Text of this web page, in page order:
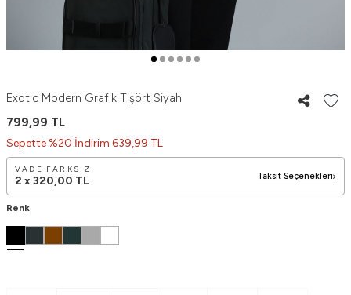
Exotıc Modern Grafik Tişört Siyah
799,99 TL
Sepette %20 İndirim 639,99 TL
VADE FARKSIZ
2 x 320,00 TL Taksit Seçenekleri
Renk